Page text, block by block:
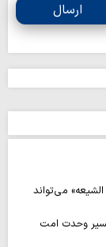
ارسال
می‌تواند
وحدت امت